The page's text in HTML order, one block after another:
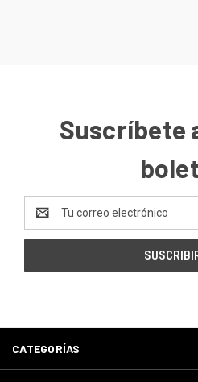
Suscríbete
de
correo
CATEGORÍAS